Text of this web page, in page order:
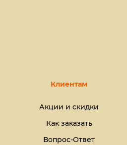
Клиентам
Акции и скидки
Как заказать
Вопрос-Ответ